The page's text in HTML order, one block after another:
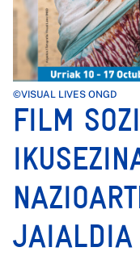
©VISUAL LIVES ONGD
FILM
JAIALDIA